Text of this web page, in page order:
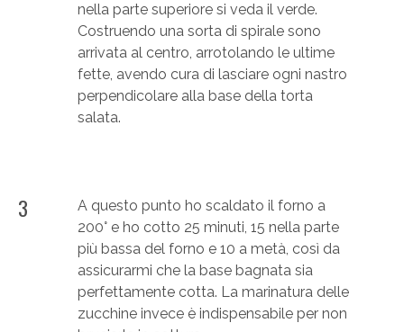
nella parte superiore si veda il verde.
Costruendo una sorta di spirale sono
arrivata al centro, arrotolando le ultime
fette, avendo cura di lasciare ogni nastro
perpendicolare alla base della torta
salata.
3
A questo punto ho scaldato il forno a
200° e ho cotto 25 minuti, 15 nella parte
più bassa del forno e 10 a metà, così da
assicurarmi che la base bagnata sia
perfettamente cotta. La marinatura delle
zucchine invece è indispensabile per non